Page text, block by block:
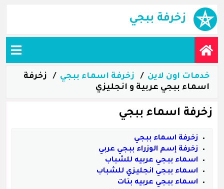
زخرفة ببجي
خدمات اون لاين زخرفة اسماء ببجي
زخرفة
اسماء ببجي عربية و انجليزي
زخرفة اسماء ببجي
زخرفة اسماء ببجي
زخرفة إسم الوزراء ببجي عربي
اسماء ببجي عربيه للشباب
اسماء ببجي انجليزي للشباب
اسماء ببجي عربيه بنات